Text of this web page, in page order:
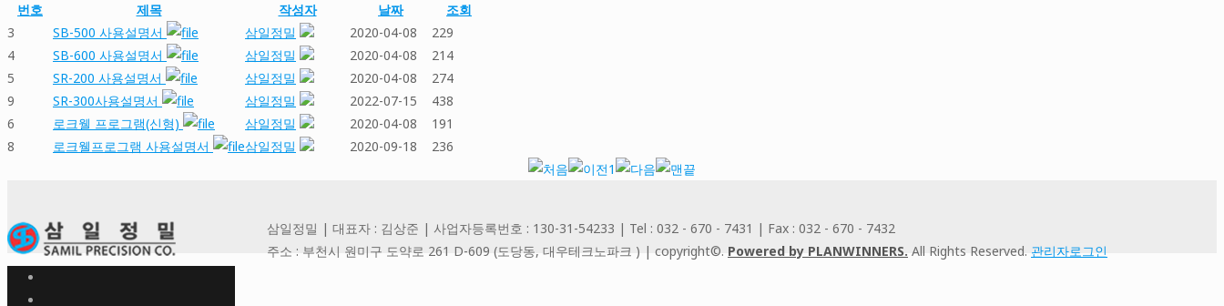
번호 제목 작성자 날짜
조회
3
SB-500 사용설명서 삼일정밀 2020-04-08
229
4
SB-600 사용설명서 삼일정밀 2020-04-08
214
5
SR-200 사용설명서 삼일정밀 2020-04-08
274
9
SR-300사용설명서 삼일정밀 2022-07-15
438
6
로크웰 프로그램(신형) 삼일정밀 2020-04-08
191
8
로크웰프로그램 사용설명서 삼일정밀 2020-09-18
236
1
삼일정밀 | 대표자 : 김상준 | 사업자등록번호 : 130-31-54233 | Tel : 032 - 670 - 7431 | Fax : 032 - 670 - 7432
주소 : 부천시 원미구 도약로 261 D-609 (도당동, 대우테크노파크 ) | copyright©. Powered by PLANWINNERS. All Rights Reserved. 관리자로그인